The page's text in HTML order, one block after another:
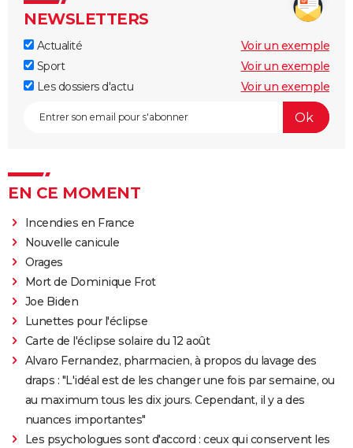
NEWSLETTERS
Actualité
Voir un exemple
Sport
Voir un exemple
Les dossiers d'actu
Voir un exemple
EN CE MOMENT
Incendies en France
Nouvelle canicule
Orages
Mort de Dominique Frot
Joe Biden
Lunettes pour l'éclipse
Carte de l'éclipse solaire du 12 août
Alvaro Fernandez, pharmacien, à propos du lavage des
draps : "L'idéal est de les changer une fois par semaine, ou
au maximum tous les dix jours. Cependant, il y a des
nuances importantes"
Les psychologues sont d'accord : ceux qui conservent les